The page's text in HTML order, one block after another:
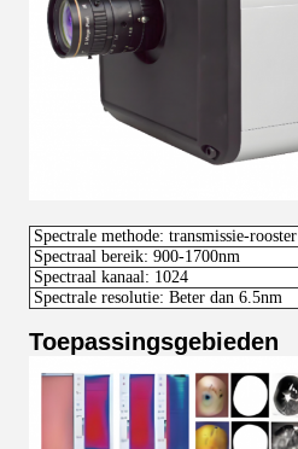
Spectrale methode: transmissie-rooster
Spectraal bereik: 900-1700nm
Spectraal kanaal: 1024
Spectrale resolutie: Beter dan 6.5nm
Toepassingsgebieden